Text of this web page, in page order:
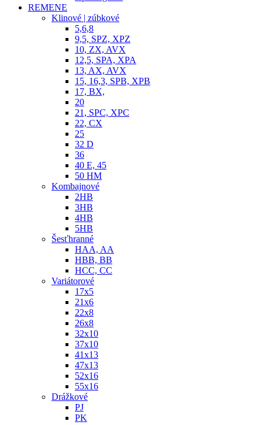
REMENE
Klinové | zúbkové
5,6,8
9,5, SPZ, XPZ
10, ZX, AVX
12,5, SPA, XPA
13, AX, AVX
15, 16,3, SPB, XPB
17, BX,
20
21, SPC, XPC
22, CX
25
32 D
36
40 E, 45
50 HM
Kombajnové
2HB
3HB
4HB
5HB
Šesťhranné
HAA, AA
HBB, BB
HCC, CC
Variátorové
17x5
21x6
22x8
26x8
32x10
37x10
41x13
47x13
52x16
55x16
Drážkové
PJ
PK